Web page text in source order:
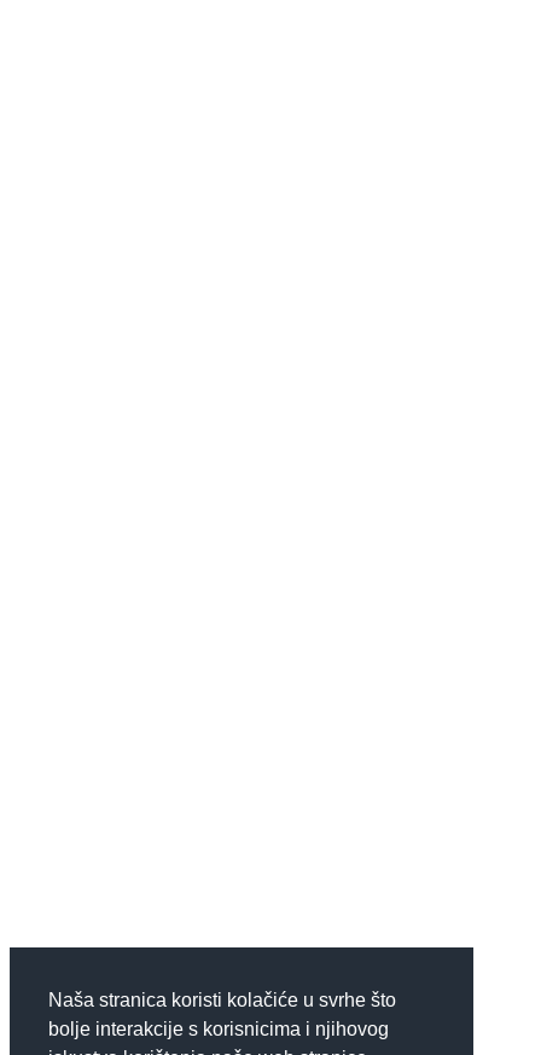
Naša stranica koristi kolačiće u svrhe što
bolje interakcije s korisnicima i njihovog